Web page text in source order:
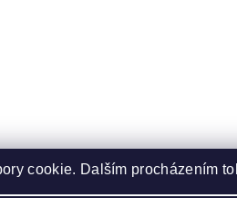
cookie. Dalším procházením